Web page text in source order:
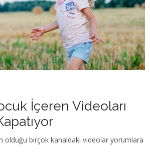
İçeren Videoları
olduğu birçok kanaldaki videolar yorumlara